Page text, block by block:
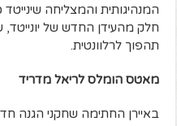
המנהיגותית והמצליחה
חלק מהעידן החדש של
תהפוך לרלוונטית.
מאטס הומלס לריאל מדריד
באיירן החתימה שחקני הגנה